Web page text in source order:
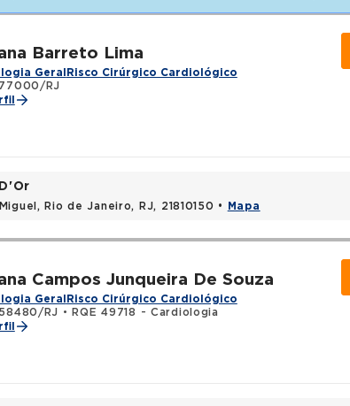
Barreto Lima
Geral Risco Cirúrgico Cardiológico
RJ
Rio de Janeiro, RJ, 21810150 • Mapa
Campos Junqueira De Souza
Geral Risco Cirúrgico Cardiológico
RJ •
RQE 49718 - Cardiologia